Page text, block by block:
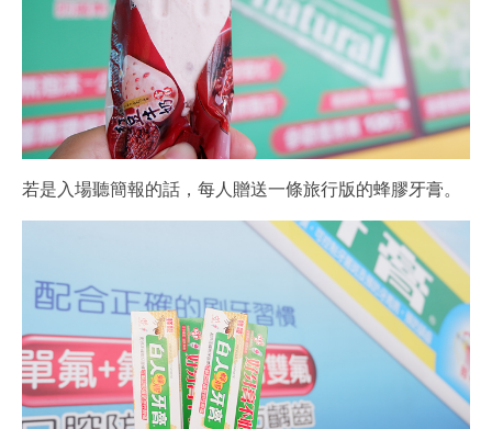
若是入場聽簡報的話，每人贈送一條旅行版的蜂膠牙膏。